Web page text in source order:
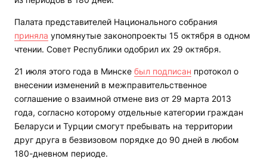
Палата представителей Национального собрания
приняла упомянутые законопроекты 15 октября в одном
чтении. Совет Республики одобрил их 29 октября.
21 июля этого года в Минске был подписан протокол о
внесении изменений в межправительственное
соглашение о взаимной отмене виз от 29 марта 2013
года, согласно которому отдельные категории граждан
Беларуси и Турции смогут пребывать на территории
друг друга в безвизовом порядке до 90 дней в любом
180-дневном периоде.